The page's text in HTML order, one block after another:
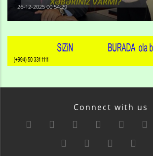
26-12-2025 00:54:29
Connect with us